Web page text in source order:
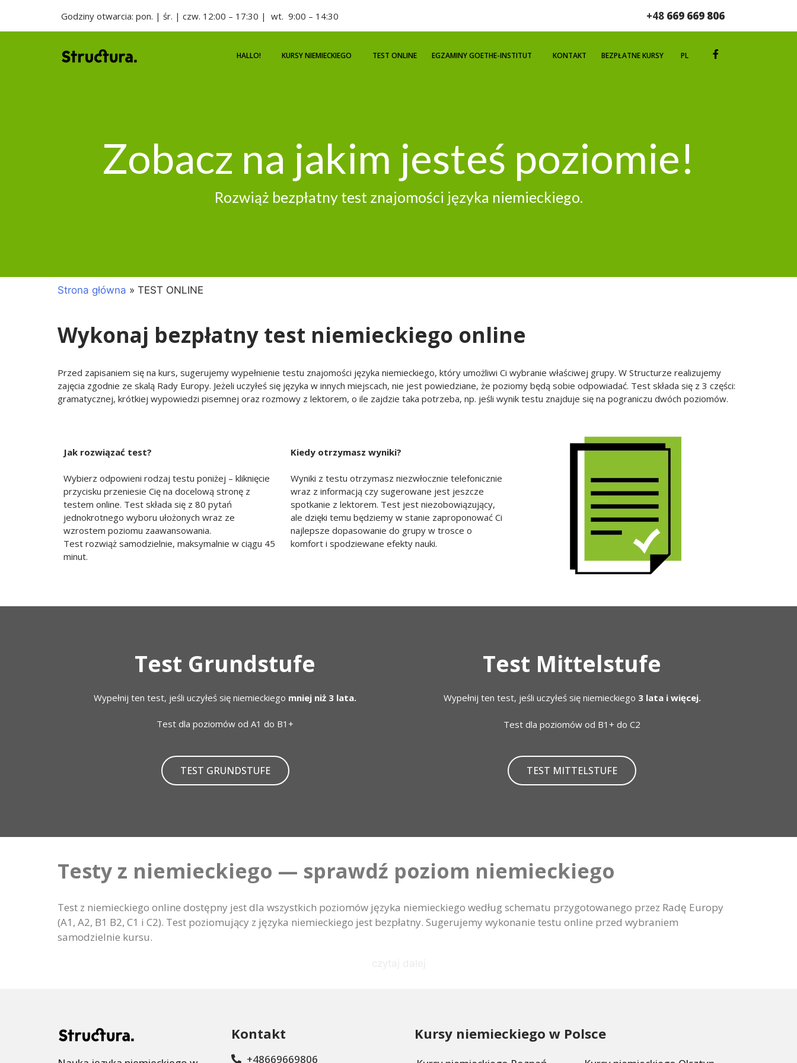
Godziny otwarcia: pon. | śr. | czw. 12:00 – 17:30 | wt. 9:00 – 14:30 +48 669 669 806
HALLO! KURSY NIEMIECKIEGO TEST ONLINE EGZAMINY GOETHE-INSTITUT KONTAKT BEZPŁATNE KURSY PL
Zobacz na jakim jesteś poziomie!
Rozwiąż bezpłatny test znajomości języka niemieckiego.
Strona główna » TEST ONLINE
Wykonaj bezpłatny test niemieckiego online
Przed zapisaniem się na kurs, sugerujemy wypełnienie testu znajomości języka niemieckiego, który umożliwi Ci wybranie właściwej grupy. W Structurze realizujemy
zajęcia zgodnie ze skalą Rady Europy. Jeżeli uczyłeś się języka w innych miejscach, nie jest powiedziane, że poziomy będą sobie odpowiadać. Test składa się z 3 części:
gramatycznej, krótkiej wypowiedzi pisemnej oraz rozmowy z lektorem, o ile zajdzie taka potrzeba, np. jeśli wynik testu znajduje się na pograniczu dwóch poziomów.
Jak rozwiązać test?
Wybierz odpowieni rodzaj testu poniżej – kliknięcie
przycisku przeniesie Cię na docelową stronę z
testem online. Test składa się z 80 pytań
jednokrotnego wyboru ułożonych wraz ze
wzrostem poziomu zaawansowania.
Test rozwiąż samodzielnie, maksymalnie w ciągu 45
minut.
Kiedy otrzymasz wyniki?
Wyniki z testu otrzymasz niezwłocznie telefonicznie
wraz z informacją czy sugerowane jest jeszcze
spotkanie z lektorem. Test jest niezobowiązujący,
ale dzięki temu będziemy w stanie zaproponować Ci
najlepsze dopasowanie do grupy w trosce o
komfort i spodziewane efekty nauki.
Test Grundstufe
Wypełnij ten test, jeśli uczyłeś się niemieckiego mniej niż 3 lata.
Test dla poziomów od A1 do B1+
TEST GRUNDSTUFE
Test Mittelstufe
Wypełnij ten test, jeśli uczyłeś się niemieckiego 3 lata i więcej.
Test dla poziomów od B1+ do C2
TEST MITTELSTUFE
Testy z niemieckiego — sprawdź poziom niemieckiego
Test z niemieckiego online dostępny jest dla wszystkich poziomów języka niemieckiego według schematu przygotowanego przez Radę Europy
(A1, A2, B1 B2, C1 i C2). Test poziomujący z języka niemieckiego jest bezpłatny. Sugerujemy wykonanie testu online przed wybraniem
samodzielnie kursu.
Kontakt
+48669669806
Kursy niemieckiego w Polsce